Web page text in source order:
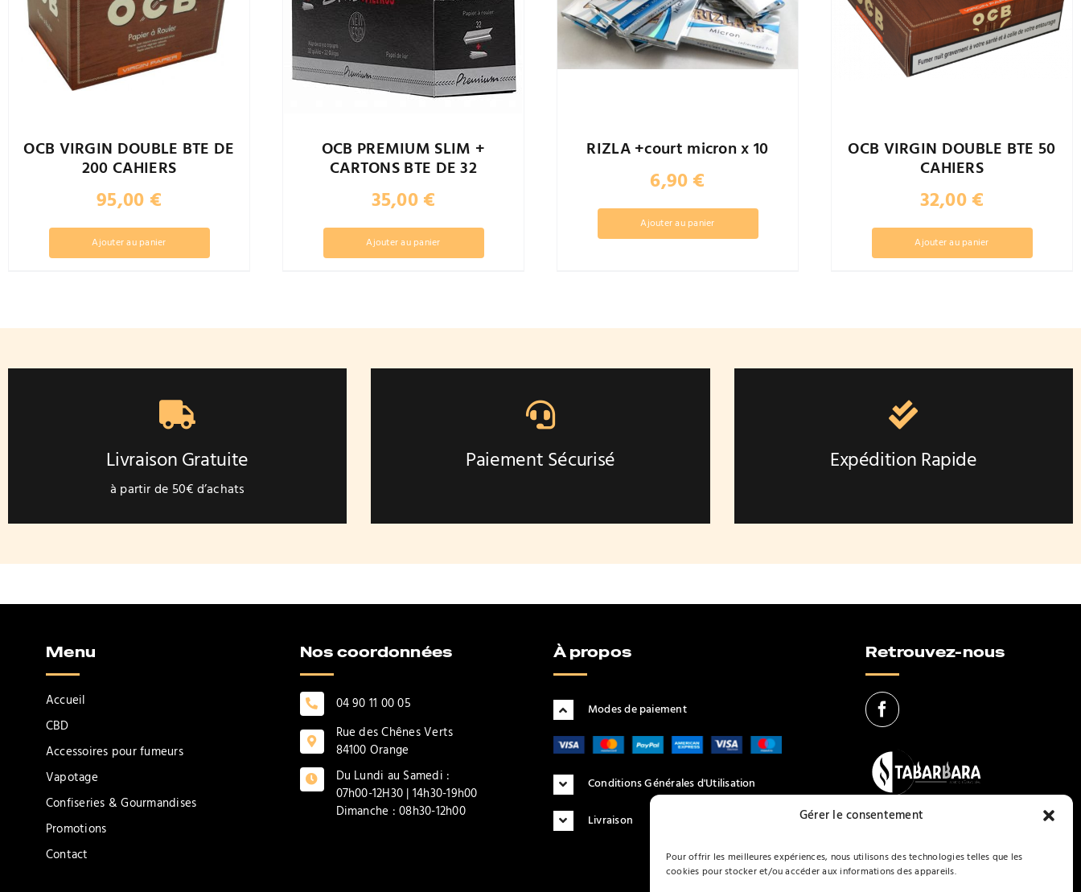
Gérer le consentement
Pour offrir les meilleures expériences, nous utilisons des technologies telles que les
cookies pour stocker et/ou accéder aux informations des appareils.
OCB VIRGIN DOUBLE BTE DE
200 CAHIERS
95,00 €
Ajouter au panier
OCB PREMIUM SLIM +
CARTONS BTE DE 32
35,00€
Ajouter au panier
RIZLA +court micron x 10
6,90€
Ajouter au panier
OCB VIRGIN DOUBLE BTE 50
CAHIERS
32,00€
Ajouter au panier
Livraison Gratuite
à partir de 50€ d’achats
Paiement Sécurisé Expédition Rapide
Menu
Accueil
CBD
Accessoires pour fumeurs
Vapotage
Confiseries & Gourmandises
Promotions
Contact
Nos coordonnées
04 90 11 00 05
Rue des Chênes Verts
84100 Orange
Du Lundi au Samedi :
07h00-12H30 | 14h30-19h00
Dimanche : 08h30-12h00
À propos
Modes de paiement
Conditions Générales d'Utilisation
Livraison
Retrouvez-nous